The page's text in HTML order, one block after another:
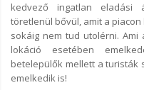
kedvező ingatlan eladási
töretlenül bővül, amit a
sokáig nem tud utolérni.
lokáció esetében
betelepülők mellett a turisták
emelkedik is!